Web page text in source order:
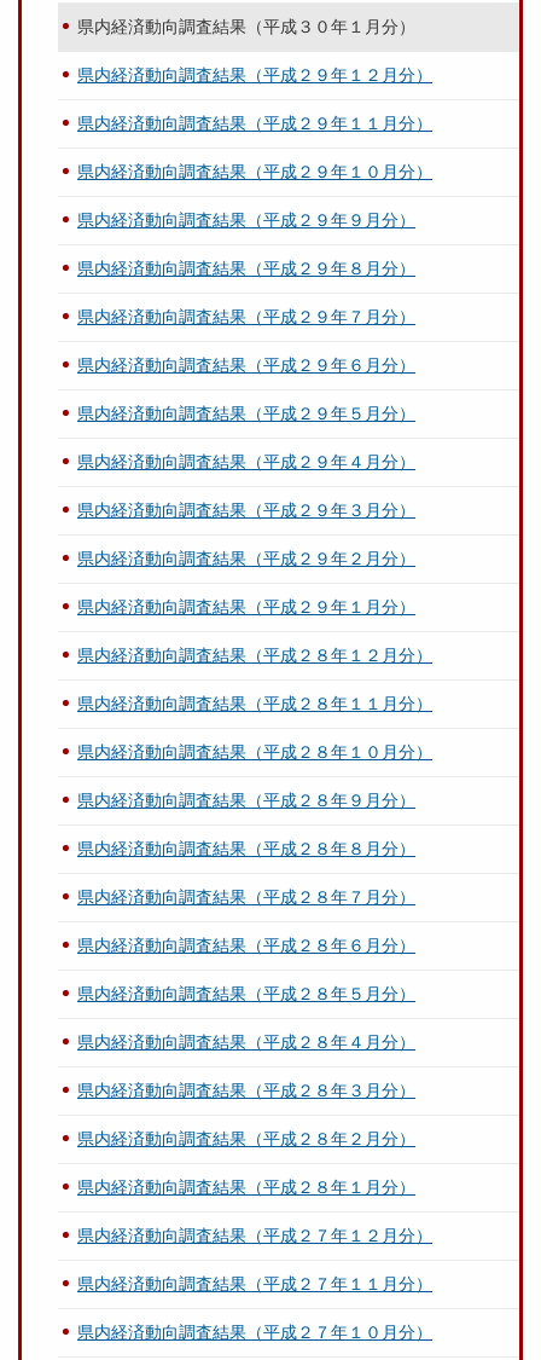
県内経済動向調査結果（平成３０年１月分）
県内経済動向調査結果（平成２９年１２月分）
県内経済動向調査結果（平成２９年１１月分）
県内経済動向調査結果（平成２９年１０月分）
県内経済動向調査結果（平成２９年９月分）
県内経済動向調査結果（平成２９年８月分）
県内経済動向調査結果（平成２９年７月分）
県内経済動向調査結果（平成２９年６月分）
県内経済動向調査結果（平成２９年５月分）
県内経済動向調査結果（平成２９年４月分）
県内経済動向調査結果（平成２９年３月分）
県内経済動向調査結果（平成２９年２月分）
県内経済動向調査結果（平成２９年１月分）
県内経済動向調査結果（平成２８年１２月分）
県内経済動向調査結果（平成２８年１１月分）
県内経済動向調査結果（平成２８年１０月分）
県内経済動向調査結果（平成２８年９月分）
県内経済動向調査結果（平成２８年８月分）
県内経済動向調査結果（平成２８年７月分）
県内経済動向調査結果（平成２８年６月分）
県内経済動向調査結果（平成２８年５月分）
県内経済動向調査結果（平成２８年４月分）
県内経済動向調査結果（平成２８年３月分）
県内経済動向調査結果（平成２８年２月分）
県内経済動向調査結果（平成２８年１月分）
県内経済動向調査結果（平成２７年１２月分）
県内経済動向調査結果（平成２７年１１月分）
県内経済動向調査結果（平成２７年１０月分）